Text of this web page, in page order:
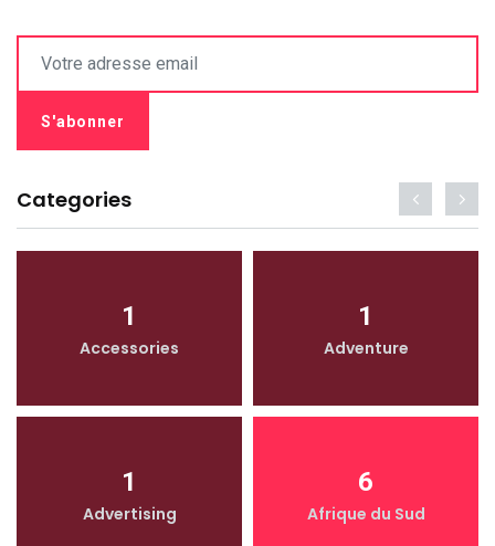
Categories
1
Accessories
1
Adventure
1
Advertising
6
Afrique du Sud